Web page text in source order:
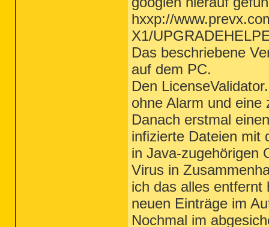
hxxp://
X1/
Das beschriebene
auf dem PC.
Den
ohne Alarm und eine
Danach erstmal
infizierte Dateien mit
in Java-zugehörigen
Virus in
ich das alles entfernt
neuen Einträge im
Nochmal im